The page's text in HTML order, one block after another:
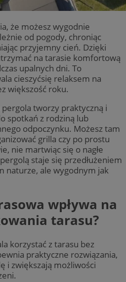
że możesz wygodnie
od pogody, chroniąc
przyjemny cień. Dzięki
na tarasie komfortową
upalnych dni. To
cieszyćsię relaksem na
większość roku.
tworzy praktyczną i
spotkań z rodziną lub
odpoczynku. Możesz tam
grilla czy po prostu
nie martwiąc się o nagłe
staje się przedłużeniem
naturze, ale wygodnym jak
wpływa na
tarasu?
korzystać z tarasu bez
praktyczne rozwiązania,
i zwiększają możliwości